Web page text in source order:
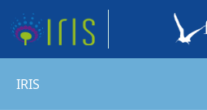
IRIS